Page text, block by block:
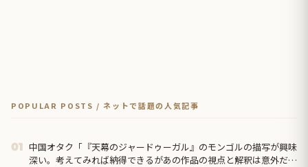
POPULAR POSTS / ネットで話題の人気記事
01 中国オタク「『天幕のジャードゥーガル』のモンゴルの描写が興味
深い。考えてみれば納得できるがあの作品の視点と解釈は意外だっ